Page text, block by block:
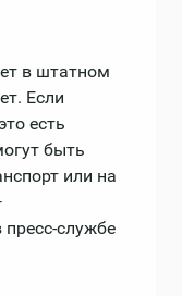
в штатном
Если
есть
быть
или на
службе